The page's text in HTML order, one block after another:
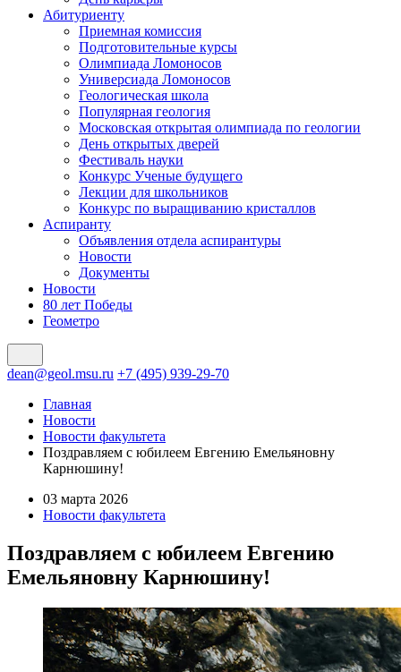
Абитуриенту
Приемная комиссия
Подготовительные курсы
Олимпиада Ломоносов
Универсиада Ломоносов
Геологическая школа
Популярная геология
Московская открытая олимпиада по геологии
День открытых дверей
Фестиваль науки
Конкурс Ученые будущего
Лекции для школьников
Конкурс по выращиванию кристаллов
Аспиранту
Объявления отдела аспирантуры
Новости
Документы
Новости
80 лет Победы
Геометро
dean@geol.msu.ru +7 (495) 939-29-70
Главная
Новости
Новости факультета
Поздравляем с юбилеем Евгению Емельяновну
Карнюшину!
03 марта 2026
Новости факультета
Поздравляем с юбилеем Евгению
Емельяновну Карнюшину!